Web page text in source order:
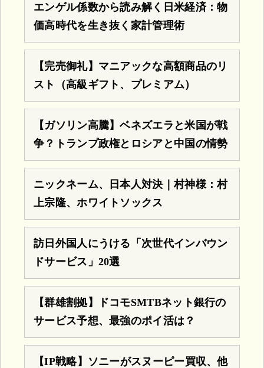
エンゲル係数から読み解く日米経済：物
価高時代を生き抜く家計管理術
【完売御礼】マニアックな高額商品のリ
スト（高級ギフト、プレミアム）
【ガソリン高騰】ベネズエラと米国が戦
争？トランプ政権とロシアと中国の情勢
ニックネーム、日本人対決｜村神様：村
上宗隆、ホワイトソックス
訪日外国人にうける「次世代インバウン
ドサービス」20選
【群雄割拠】ドコモSMTBネット銀行の
サービス予想、最強のポイ活は？
【IP戦略】ソニーがスヌーピー買収、他